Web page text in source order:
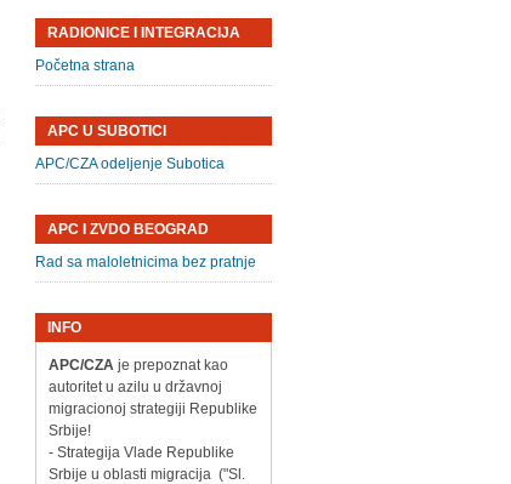
RADIONICE I INTEGRACIJA
Početna strana
APC U SUBOTICI
APC/CZA odeljenje Subotica
APC I ZVDO BEOGRAD
Rad sa maloletnicima bez pratnje
INFO
APC/CZAje prepoznat kao
autoritet u azilu u državnoj
migracionoj strategiji Republike
Srbije!
- Strategija Vlade Republike
Srbije u oblasti migracija ("Sl.